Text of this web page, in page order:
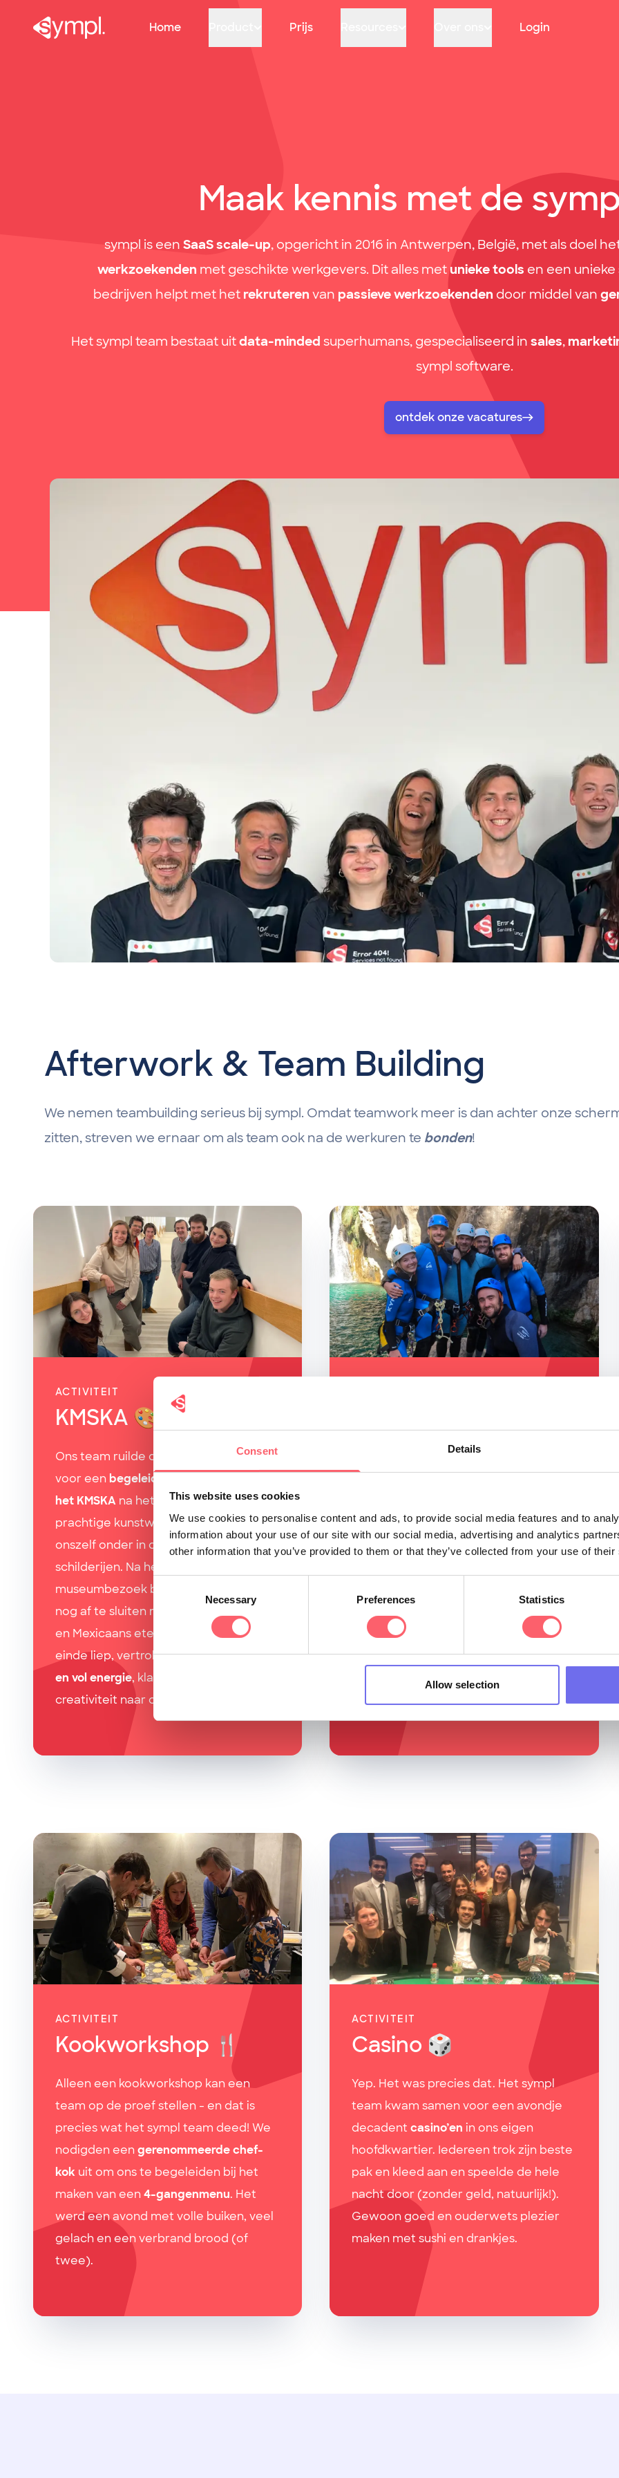
Consent Details
This website uses cookies
We use cookies to personalise content and ads, to provide social media features and to
information about your use of our site with our social media, advertising and analytics
other information that you’ve provided to them or that they’ve collected from your use of
Necessary Preferences Statistics
Allow selection
Jobs: maak kennis met het sympl team
Home
Prijs Login
Maak kennis met de
sympl is een SaaS scale-up, opgericht in 2016 in Antwerpen, België, met als doel
werkzoekenden met geschikte werkgevers. Dit alles metunieke tools en een unieke
bedrijven helpt met het rekruteren van passieve werkzoekenden door middel van
Het sympl team bestaat uitdata-minded superhumans, gespecialiseerd in sales,
sympl software.
ontdek onze vacatures
Afterwork & Team Building
We nemen teambuilding serieus bij sympl. Omdat teamwork meer is dan achter onze
zitten, streven we ernaar om als team ook na de werkuren te bonden!
KMSKA 🎨
ACTIVITEIT
Ons team ruilde de kantoorbureaus
voor een begeleide rondleiding door
het KMSKA na het werk. Omringd door
prachtige kunstwerken, dompelden we
onszelf onder in de creativiteit van de
schilderijen. Na het interessante
museumbezoek besloten we onze dag
nog af te sluiten met een paar drankjes
en Mexicaans eten! Toen de avond ten
einde liep, vertrokken wegeïnspireerd
en vol energie, klaar om nieuwe
creativiteit naar ons werk te brengen.
Het halen van onze teamdoelstellingen
samen bij het zwembad onder de
Spaanse zomerzon
in Malaga, Spanje.
Kookworkshop 🍴
ACTIVITEIT
Alleen een kookworkshop kan een
team op de proef stellen - en dat is
precies wat het sympl team deed! We
nodigden een gerenommeerde chef-
kok uit om ons te begeleiden bij het
maken van een 4-gangenmenu. Het
werd een avond met volle buiken, veel
gelach en een verbrand brood (of
twee).
Casino 🎲
ACTIVITEIT
Yep. Het was precies dat. Het sympl
team kwam samen voor een avondje
decadentcasino’en in ons eigen
hoofdkwartier. Iedereen trok zijn beste
pak en kleed aan en speelde de hele
nacht door (zonder geld, natuurlijk!).
Gewoon goed en ouderwets plezier
maken met sushi en drankjes.